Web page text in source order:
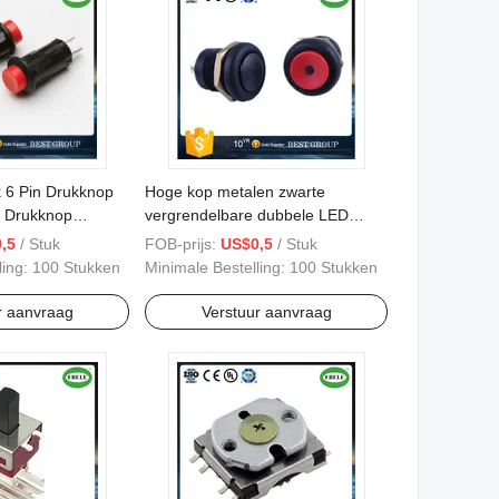
6 Pin Drukknop
Drukknop
/ Stuk
100 Stukken
aanvraag
Hoge kop metalen zwarte
vergrendelbare dubbele LED
dubbele polige
drukknopschakelaar
FOB-prijs: US$0,5 / Stuk
Minimale Bestelling: 100 Stukken
Verstuur aanvraag